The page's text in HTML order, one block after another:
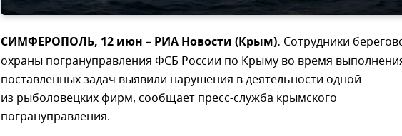
СИМФЕРОПОЛЬ, 12 июн – РИА Новости (Крым). Сотрудники
охраны погрануправления ФСБ России по Крыму во время
поставленных задач выявили нарушения в деятельности одной
из рыболовецких фирм, сообщает пресс-служба крымского
погрануправления.